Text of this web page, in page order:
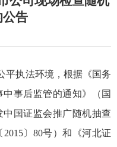
告
平执法环境， 根据《国务
事后监管的通知》（国
中国证监会推广随机抽查
〕80号）和 《河北证